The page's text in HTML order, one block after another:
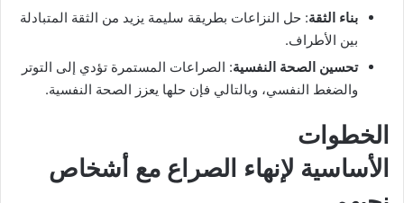
بناء الثقة: حل النزاعات بطريقة سليمة يزيد من الثقة المتبادلة
بين الأطراف.
تحسين الصحة النفسية: الصراعات المستمرة تؤدي إلى التوتر
والضغط النفسي، وبالتالي فإن حلها يعزز الصحة النفسية.
الخطوات
الأساسية لإنهاء الصراع مع أشخاص